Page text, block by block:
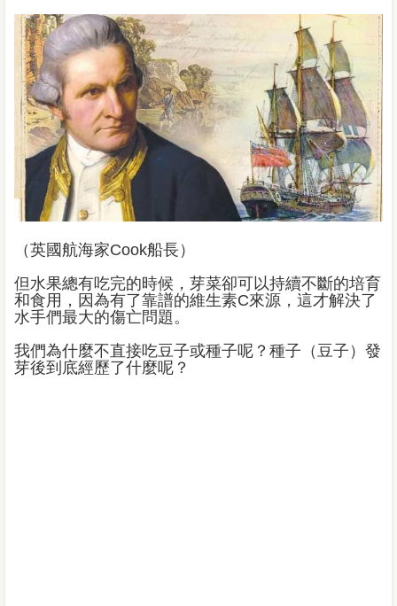
（英國航海家Cook船長）
但水果總有吃完的時候，芽菜卻可以持續不斷的培育
和食用，因為有了靠譜的維生素C來源，這才解決了
水手們最大的傷亡問題。
我們為什麼不直接吃豆子或種子呢？種子（豆子）發
芽後到底經歷了什麼呢？